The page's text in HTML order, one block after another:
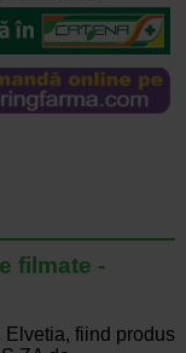
filmate -
fiind produs